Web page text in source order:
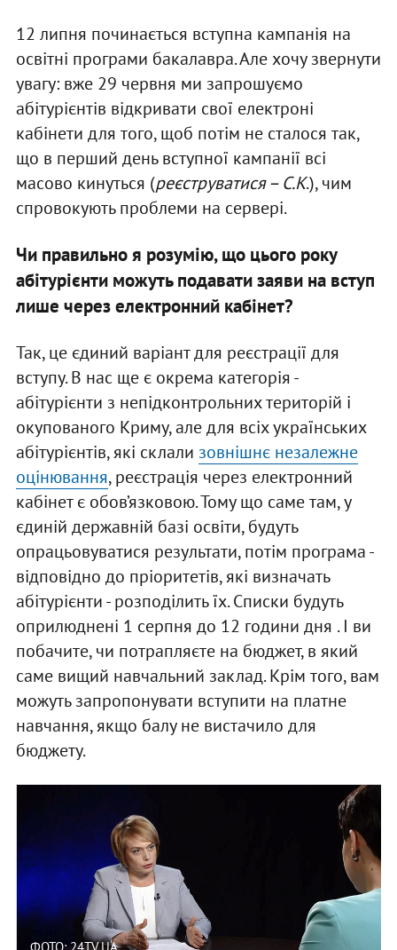
12 липня починається вступна кампанія на
освітні програми бакалавра. Але хочу звернути
увагу: вже 29 червня ми запрошуємо
абітурієнтів відкривати свої електроні
кабінети для того, щоб потім не сталося так,
що в перший день вступної кампанії всі
масово кинуться (реєструватися – С.К.), чим
спровокують проблеми на сервері.
Чи правильно я розумію, що цього року
абітурієнти можуть подавати заяви на вступ
лише через електронний кабінет?
Так, це єдиний варіант для реєстрації для
вступу. В нас ще є окрема категорія -
абітурієнти з непідконтрольних територій і
окупованого Криму, але для всіх українських
абітурієнтів, які склали зовнішнє незалежне
оцінювання, реєстрація через електронний
кабінет є обов’язковою. Тому що саме там, у
єдиній державній базі освіти, будуть
опрацьовуватися результати, потім програма -
відповідно до пріоритетів, які визначать
абітурієнти - розподілить їх. Списки будуть
оприлюднені 1 серпня до 12 години дня . І ви
побачите, чи потрапляєте на бюджет, в який
саме вищий навчальний заклад. Крім того, вам
можуть запропонувати вступити на платне
навчання, якщо балу не вистачило для
бюджету.
ФОТО: 24TV.UA